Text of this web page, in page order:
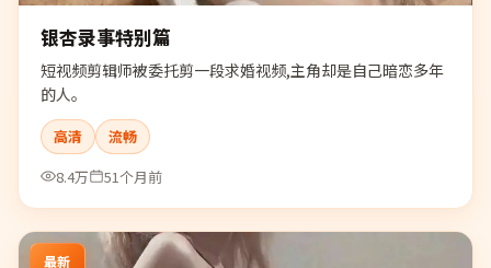
银杏录事特别篇
短视频剪辑师被委托剪一段求婚视频,主角却是自己暗恋多年
的人。
高清
流畅
8.4万
51个月前
最新